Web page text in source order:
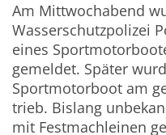
Am Mittwochabend
Wasserschutzpolizei
eines
gemeldet. Später
Sportmotorboot am
trieb. Bislang
mit Festmachleinen